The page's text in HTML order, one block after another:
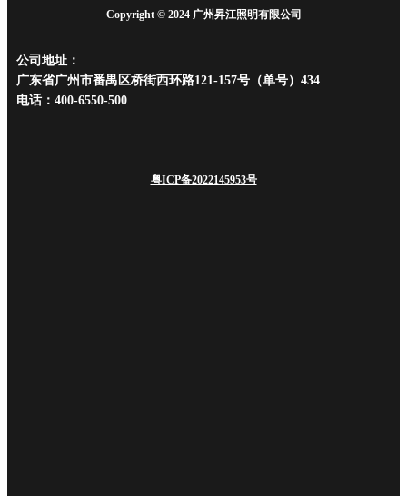
Copyright © 2024 广州昇江照明有限公司
公司地址：
广东省广州市番禺区桥街西环路121-157号（单号）434
电话：400-6550-500
粤ICP备2022145953号